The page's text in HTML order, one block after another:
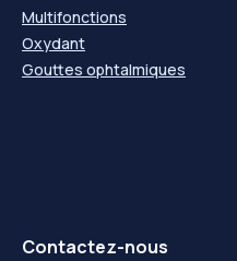
Multifonctions
Oxydant
Gouttes ophtalmiques
Contactez-nous